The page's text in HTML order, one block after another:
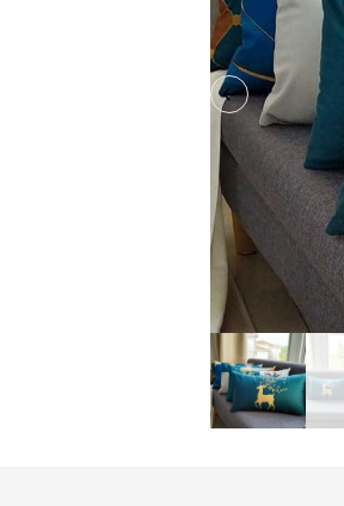
Previous slide